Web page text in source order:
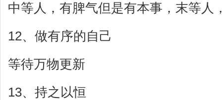
中等人，有脾气但是有本事，末等人
12、做有序的自己
等待万物更新
13、持之以恒